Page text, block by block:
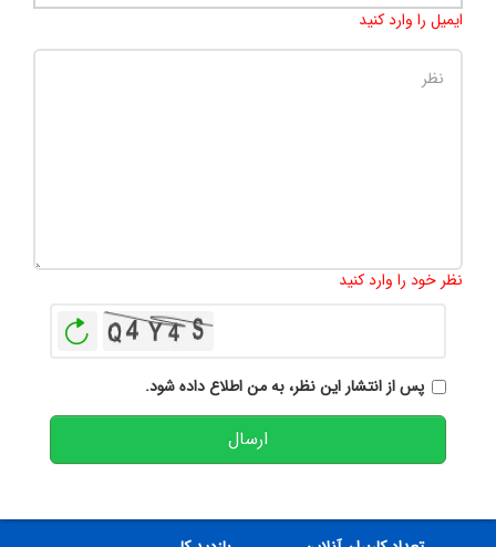
ایمیل را وارد کنید
نظر خود را وارد کنید
پس از انتشار این نظر، به من اطلاع داده شود.
ارسال